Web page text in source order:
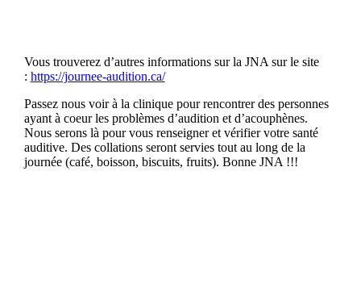
Vous trouverez d’autres informations sur la JNA sur le site
: https://journee-audition.ca/
Passez nous voir à la clinique pour rencontrer des personnes
ayant à coeur les problèmes d’audition et d’acouphènes.
Nous serons là pour vous renseigner et vérifier votre santé
auditive. Des collations seront servies tout au long de la
journée (café, boisson, biscuits, fruits). Bonne JNA !!!